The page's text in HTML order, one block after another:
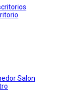
Salon